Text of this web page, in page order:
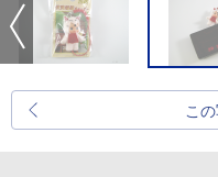
こ